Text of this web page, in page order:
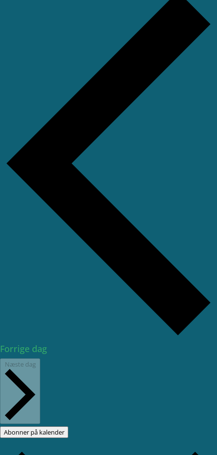
Forrige dag
Næste dag
Abonner på kalender